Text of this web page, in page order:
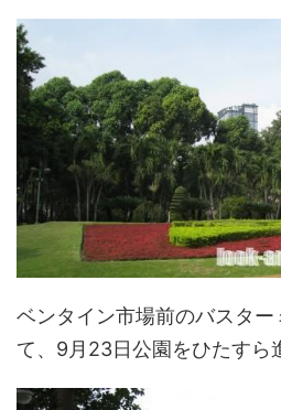
ベンタイン市場前のバスター
て、9月23日公園をひたすら